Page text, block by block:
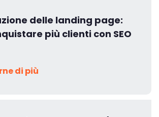
delle landing page:
più clienti con SEO
di più